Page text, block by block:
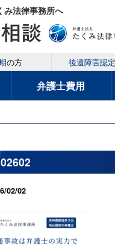
み法律事務所へ
の方 後遺障害認
弁護士費用
02/02